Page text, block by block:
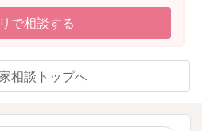
で相談する
相談トップへ